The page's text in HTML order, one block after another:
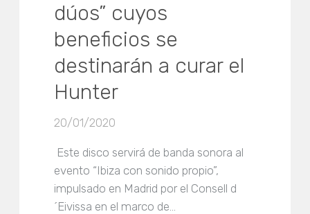
dúos” cuyos
beneficios se
destinarán a curar el
Hunter
20/01/2020
Este disco servirá de banda sonora al
evento “Ibiza con sonido propio”,
impulsado en Madrid por el Consell d
´Eivissa en el marco de…